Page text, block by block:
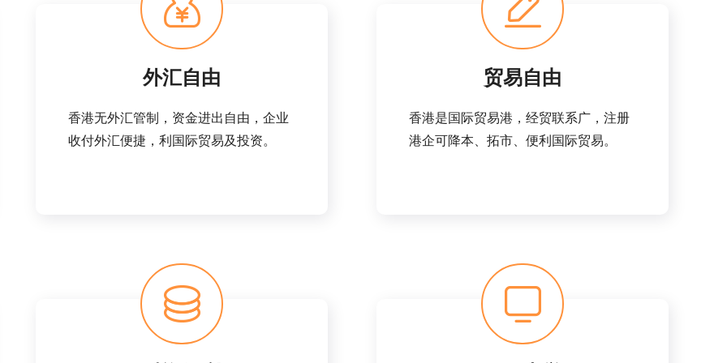
外汇自由
香港无外汇管制，资金进出自由，企业
收付外汇便捷，利国际贸易及投资。
贸易自由
香港是国际贸易港，经贸联系广，注册
港企可降本、拓市、便利国际贸易。